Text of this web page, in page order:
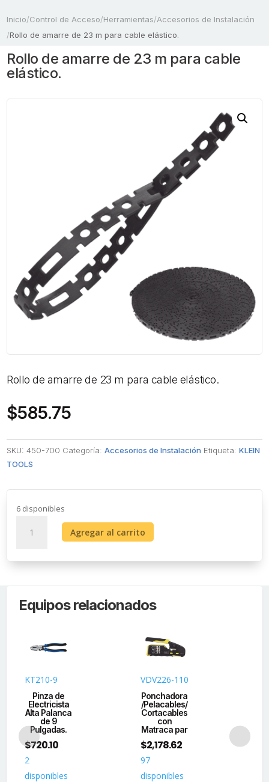
Inicio/Control de Acceso/Herramientas/Accesorios de Instalación
/Rollo de amarre de 23 m para cable elástico.
Rollo de amarre de 23 m para cable
elástico.
Rollo de amarre de 23 m para cable elástico.
$585.75
SKU:450-700 Categoría:Accesorios de Instalación Etiqueta:KLEIN
TOOLS
6 disponibles
de
para
cantidad
Agregar al carrito
Equipos relacionados
KT210-9
Pinza de
Electricista
Alta Palanca
de 9
Pulgadas.
$720.10
2
disponibles
VDV226-110
Ponchadora
/Pelacables/
Cortacables
con
Matraca par
$2,178.62
97
disponibles